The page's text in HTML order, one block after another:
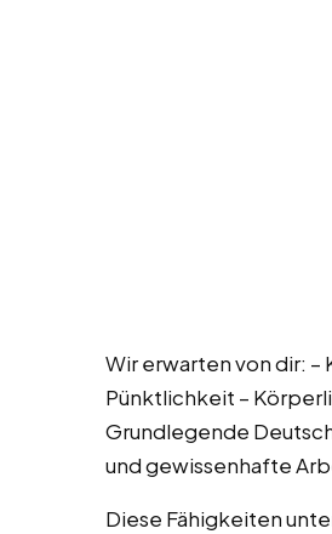
Wir erwarten von dir:
Pünktlichkeit –
Grundlegende
und gewissenhafte
Diese Fähigkeiten